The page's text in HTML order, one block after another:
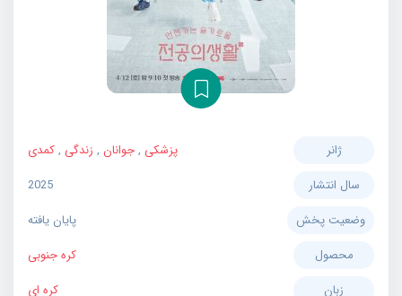
ژانر پزشکی ,جوانان , زندگی ,کمدی
سال انتشار
2025
وضعیت پخش
پایان یافته
محصول
کره جنوبی
زبان
کره ای